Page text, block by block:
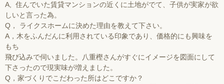
採用情報
A, 住んでいた賃貸マンションの近くに土地がでて、子供が実家が欲
しいと言った為。
Q， ライクスホームに決めた理由を教えて下さい。
A，木をふんだんに利用されている印象であり、価格的にも興味を
もち
飛び込みで伺いました。八重樫さんがすぐにイメージを図面にして
下さったので現実味が増えました。
Q，家づくりでこだわった所はどこですか？